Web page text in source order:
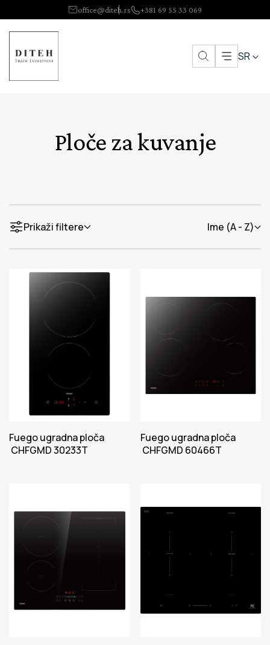
office@diteh.rs +381 69 55 33 069
SR
Ploče za kuvanje
Prikaži filtere Ime (A - Z)
Fuego ugradna ploča
CHFGMD 30233T
Fuego ugradna ploča
CHFGMD 60466T